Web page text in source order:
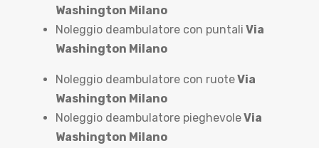
Washington Milano
Noleggio deambulatore con puntali Via
Washington Milano
Noleggio deambulatore con ruoteVia
Washington Milano
Noleggio deambulatore pieghevoleVia
Washington Milano